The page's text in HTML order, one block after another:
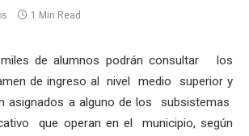
1 Min Read
de alumnos podrán consultar los
de ingreso al nivel medio superior y
asignados a alguno de los subsistemas
que operan en el municipio, según